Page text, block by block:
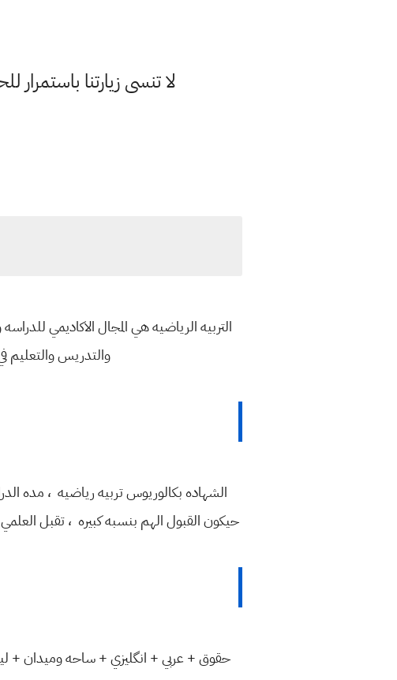
لا تنسى زيارتنا
التربيه الرياضيه هي المجال الاكاديمي
والتدريس والتعليم
حيكون القبول الهم بنسبه كبيره ، تقبل العلمي
حقوق + عربي + انگليزي + ساحه وميدان +